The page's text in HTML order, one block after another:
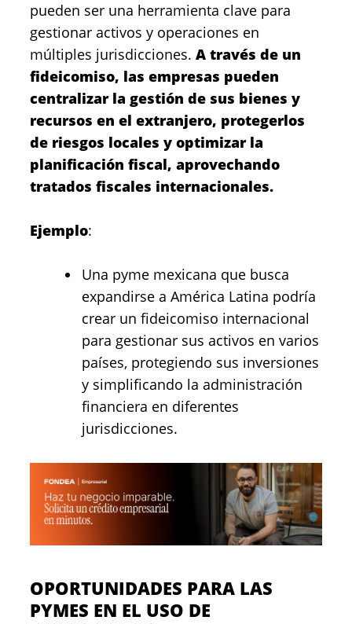
pueden ser una herramienta clave para
gestionar activos y operaciones en
múltiples jurisdicciones. A través de un
fideicomiso, las empresas pueden
centralizar la gestión de sus bienes y
recursos en el extranjero, protegerlos
de riesgos locales y optimizar la
planificación fiscal, aprovechando
tratados fiscales internacionales.
Ejemplo:
Una pyme mexicana que busca
expandirse a América Latina podría
crear un fideicomiso internacional
para gestionar sus activos en varios
países, protegiendo sus inversiones
y simplificando la administración
financiera en diferentes
jurisdicciones.
OPORTUNIDADES PARA LAS
PYMES EN EL USO DE